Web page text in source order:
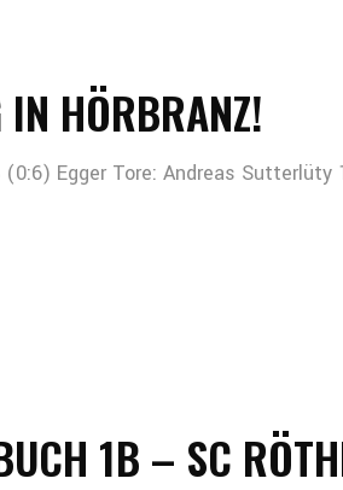
HÖRBRANZ!
(0:6) Egger Tore: Andreas
1B – SC